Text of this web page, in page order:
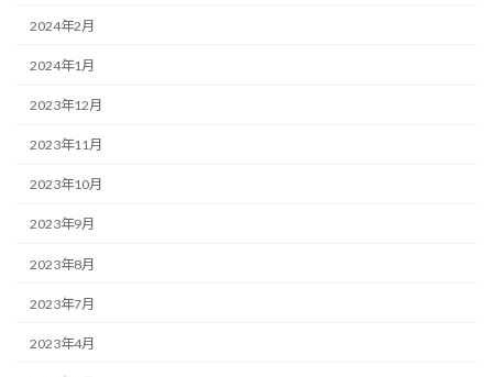
2024年2月
2024年1月
2023年12月
2023年11月
2023年10月
2023年9月
2023年8月
2023年7月
2023年4月